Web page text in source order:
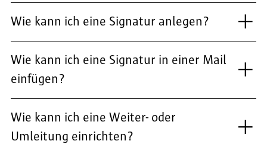
Wie kann ich eine Signatur anlegen?
Wie kann ich eine Signatur in einer Mail
einfügen?
Wie kann ich eine Weiter- oder
Umleitung einrichten?